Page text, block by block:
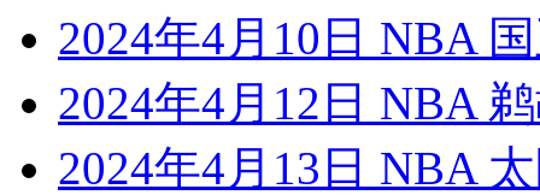
2024年4月10日 NBA
2024年4月12日 NBA
2024年4月13日 NBA